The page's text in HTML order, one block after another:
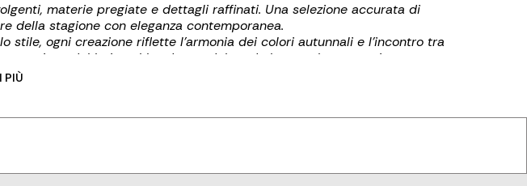
materie pregiate e dettagli raffinati. Una selezione accurata di
della stagione con eleganza contemporanea.
ogni creazione riflette l’armonia dei colori autunnali e l’incontro tra
dal beige al bordeaux, dal verde bosco al marrone intenso.
PIÙ